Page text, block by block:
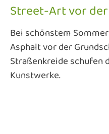
Street-Art vor
Bei schönstem
Asphalt vor der
Straßenkreide schufen
Kunstwerke.